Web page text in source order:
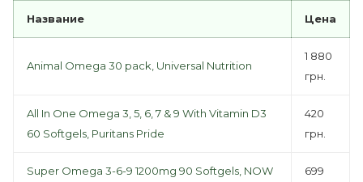
Название Цена
Animal Omega 30 pack, Universal Nutrition
1 880
грн.
All In One Omega 3, 5, 6, 7 & 9 With Vitamin D3
60 Softgels, Puritans Pride
420
грн.
Super Omega 3-6-9 1200mg 90 Softgels, NOW
699